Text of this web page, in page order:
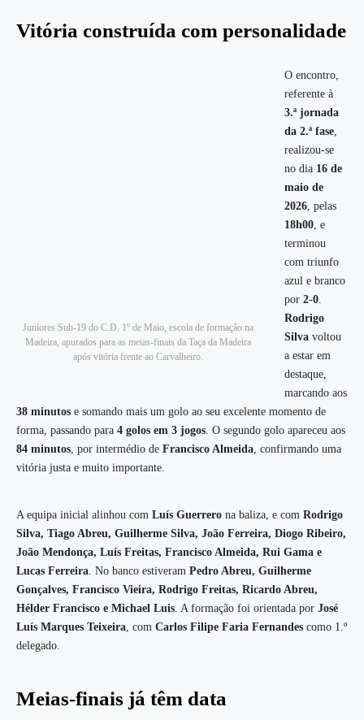
Vitória construída com personalidade
Juniores Sub-19 do C.D. 1º de Maio, escola de formação na
Madeira, apurados para as meias-finais da Taça da Madeira
após vitória frente ao Carvalheiro.
O encontro,
referente à
3.ª jornada
da 2.ª fase
realizou-se
no dia 16 de
maio de
2026 , pelas
18h00 , e
terminou
com triunfo
azul e branco
por 2-0
Rodrigo
Silva voltou
a estar em
destaque,
marcando aos
38 minutos e somando mais um golo ao seu excelente momento de
forma, passando para 4 golos em 3 jogos . O segundo golo apareceu aos
84 minutos , por intermédio de Francisco Almeida , confirmando uma
vitória justa e muito importante.
A equipa inicial alinhou com Luís Guerrero na baliza, e com Rodrigo
Silva, Tiago Abreu, Guilherme Silva, João Ferreira, Diogo Ribeiro,
João Mendonça, Luís Freitas, Francisco Almeida, Rui Gama e
Lucas Ferreira . No banco estiveram Pedro Abreu, Guilherme
Gonçalves, Francisco Vieira, Rodrigo Freitas, Ricardo Abreu,
Hélder Francisco e Michael Luis . A formação foi orientada por José
Luís Marques Teixeira , com Carlos Filipe Faria Fernandes como 1.º
delegado.
Meias-finais já têm data